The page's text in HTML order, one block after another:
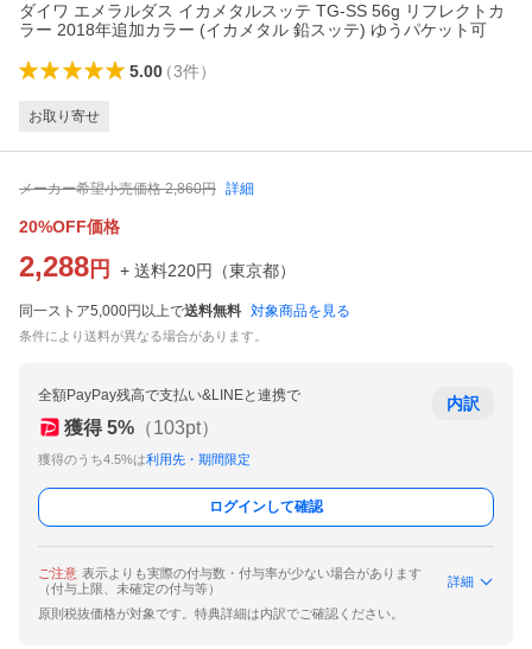
ダイワ エメラルダス イカメタルスッテ TG-SS 56g リフレクトカ
ラー 2018年追加カラー (イカメタル 鉛スッテ) ゆうパケット可
5.00（3件）
お取り寄せ
メーカー希望小売価格 2,860円 詳細
20%OFF価格
2,288 円 + 送料220円 （東京都）
同一ストア5,000円以上で送料無料 対象商品を見る
条件により送料が異なる場合があります。
全額PayPay残高で支払い&LINEと連携で
獲得 5% （103pt）
獲得のうち4.5%は利用先・期間限定
内訳
ログインして確認
ご注意 表示よりも実際の付与数・付与率が少ない場合があります
（付与上限、未確定の付与等）
詳細
原則税抜価格が対象です。特典詳細は内訳でご確認ください。